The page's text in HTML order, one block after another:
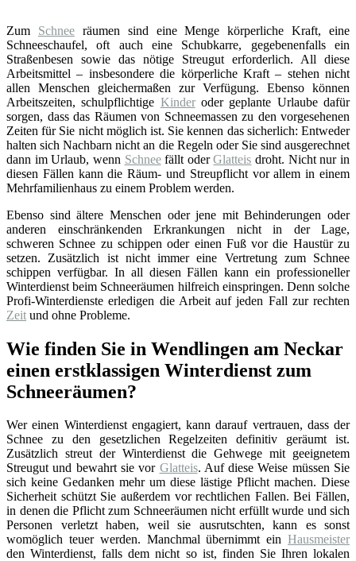
Zum Schneeräumen sind eine Menge körperliche Kraft, eine
Schneeschaufel, oft auch eine Schubkarre, gegebenenfalls ein
Straßenbesen sowie das nötige Streugut erforderlich. All diese
Arbeitsmittel – insbesondere die körperliche Kraft – stehen nicht
allen Menschen gleichermaßen zur Verfügung. Ebenso können
Arbeitszeiten, schulpflichtige Kinderoder geplante Urlaube dafür
sorgen, dass das Räumen von Schneemassen zu den vorgesehenen
Zeiten für Sie nicht möglich ist. Sie kennen das sicherlich: Entweder
halten sich Nachbarn nicht an die Regeln oder Sie sind ausgerechnet
dann im Urlaub, wenn Schneefällt oderGlatteis droht. Nicht nur in
diesen Fällen kann die Räum- und Streupflicht vor allem in einem
Mehrfamilienhaus zu einem Problem werden.
Ebenso sind ältere Menschen oder jene mit Behinderungen oder
anderen einschränkenden Erkrankungen nicht in der Lage,
schweren Schnee zu schippen oder einen Fuß vor die Haustür zu
setzen. Zusätzlich ist nicht immer eine Vertretung zum Schnee
schippen verfügbar. In all diesen Fällen kann ein professioneller
Winterdienst beim Schneeräumen hilfreich einspringen. Denn solche
Profi-Winterdienste erledigen die Arbeit auf jeden Fall zur rechten
Zeit und ohne Probleme.
Wie finden Sie in Wendlingen am Neckar
einen erstklassigen Winterdienst zum
Schneeräumen?
Wer einen Winterdienst engagiert, kann darauf vertrauen, dass der
Schnee zu den gesetzlichen Regelzeiten definitiv geräumt ist.
Zusätzlich streut der Winterdienst die Gehwege mit geeignetem
Streugut und bewahrt sie vor Glatteis. Auf diese Weise müssen Sie
sich keine Gedanken mehr um diese lästige Pflicht machen. Diese
Sicherheit schützt Sie außerdem vor rechtlichen Fallen. Bei Fällen,
in denen die Pflicht zum Schneeräumen nicht erfüllt wurde und sich
Personen verletzt haben, weil sie ausrutschten, kann es sonst
womöglich teuer werden. Manchmal übernimmt ein Hausmeister
den Winterdienst, falls dem nicht so ist, finden Sie Ihren lokalen